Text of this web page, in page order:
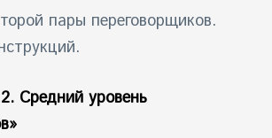
пары переговорщиков.
Средний уровень